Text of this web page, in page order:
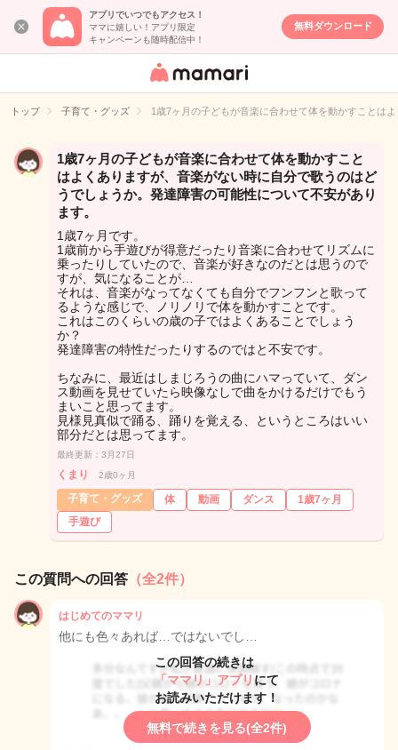
アプリでいつでもアクセス！
ママに嬉しい！アプリ限定
キャンペーンも随時配信中！
無料ダウンロード
女性専用匿名QA
イト
トップ 子育て・グッズ 1歳7ヶ月の子どもが音楽に合わせて体を動かすことは
1歳7ヶ月の子どもが音楽に合わせて体を動かすこと
はよくありますが、音楽がない時に自分で歌うのはど
うでしょうか。発達障害の可能性について不安があり
ます。
1歳7ヶ月です。
1歳前から手遊びが得意だったり音楽に合わせてリズムに
乗ったりしていたので、音楽が好きなのだとは思うので
すが、気になることが…
それは、音楽がなってなくても自分でフンフンと歌って
るような感じで、ノリノリで体を動かすことです。
これはこのくらいの歳の子ではよくあることでしょう
か？
発達障害の特性だったりするのではと不安です。
ちなみに、最近はしまじろうの曲にハマっていて、ダン
ス動画を見せていたら映像なしで曲をかけるだけでもう
まいこと思ってます。
見様見真似で踊る、踊りを覚える、というところはいい
部分だとは思ってます。
最終更新：3月27日
くまり 2歳0ヶ月
子育て・グッズ 体 動画 ダンス
1歳7ヶ月
手遊び
この質問への回答 （全2件）
はじめてのママリ
他にも色々あれば…ではないでし…
この回答の続きは
「ママリ」アプリ にて
お読みいただけます！
無料で続きを見る(全2件)